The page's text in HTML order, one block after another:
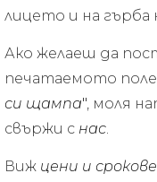
лицето и на гърба
Ако желаеш да
печатаемото
си щампа", моля
свържи с нас.
Виж цени и